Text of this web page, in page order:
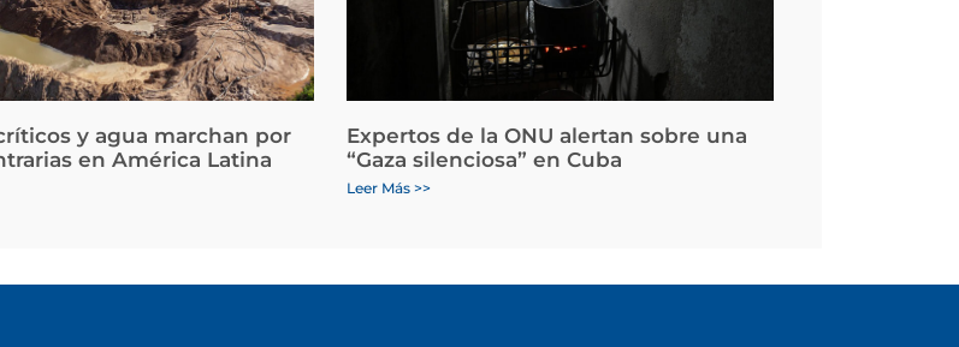
y agua marchan por
en América Latina
Expertos de la ONU alertan sobre una
“Gaza silenciosa” en Cuba
Leer Más >>